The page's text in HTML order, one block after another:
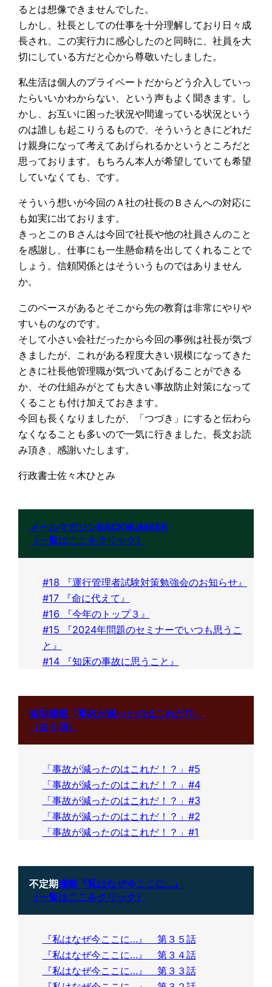
るとは想像できませんでした。
しかし、社長としての仕事を十分理解しており日々成
長され、この実行力に感心したのと同時に、社員を大
切にしている方だと心から尊敬いたしました。
私生活は個人のプライベートだからどう介入していっ
たらいいかわからない、という声もよく聞きます。し
かし、お互いに困った状況や間違っている状況という
のは誰しも起こりうるもので、そういうときにどれだ
け親身になって考えてあげられるかというところだと
思っております。もちろん本人が希望していても希望
していなくても、です。
そういう想いが今回のＡ社の社長のＢさんへの対応に
も如実に出ております。
きっとこのＢさんは今回で社長や他の社員さんのこと
を感謝し、仕事にも一生懸命精を出してくれることで
しょう。信頼関係とはそういうものではありません
か。
このベースがあるとそこから先の教育は非常にやりや
すいものなのです。
そして小さい会社だったから今回の事例は社長が気づ
きましたが、これがある程度大きい規模になってきた
ときに社長他管理職が気づいてあげることができる
か、その仕組みがとても大きい事故防止対策になって
くることも付け加えておきます。
今回も長くなりましたが、「つづき」にすると伝わら
なくなることも多いので一気に行きました。長文お読
み頂き、感謝いたします。
行政書士佐々木ひとみ
メールマガジンBACKNUMBER
（一覧はここをクリック）
#18 『運行管理者試験対策勉強会のお知らせ』
#17 『命に代えて』
#16 『今年のトップ３』
#15 『2024年問題のセミナーでいつも思うこ
と』
#14 『知床の事故に思うこと』
短期連載「事故が減ったのはこれだ!?」
（全５回）
「事故が減ったのはこれだ！？」#5
「事故が減ったのはこれだ！？」#4
「事故が減ったのはこれだ！？」#3
「事故が減ったのはこれだ！？」#2
「事故が減ったのはこれだ！？」#1
不定期連載『私はなぜ今ここに…』
（一覧はここをクリック）
『私はなぜ今ここに…』 第３５話
『私はなぜ今ここに…』 第３４話
『私はなぜ今ここに…』 第３３話